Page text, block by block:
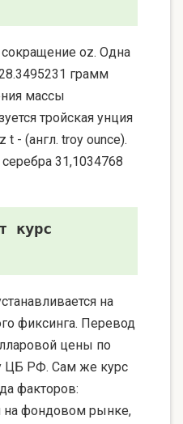
oz. Одна
грамм
массы
тройская унция
t - (англ. troy ounce).
31,1034768
курс
на
фиксинга. Перевод
цены по
ЦБ РФ. Сам же курс
факторов:
на фондовом рынке,